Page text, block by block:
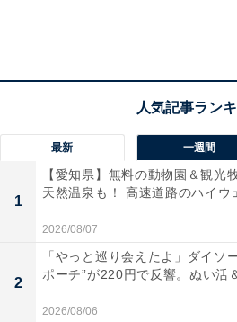
最新 一週間
1
【愛知県】無料の動物園＆観光
天然温泉も！ 高速道路のハイウ
2026/08/07
2
「やっと巡り会えたよ」ダイソ
ポーチ”が220円で反響。ぬい活
2026/08/06